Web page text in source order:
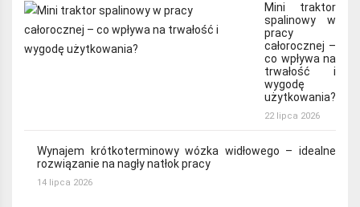
Mini traktor
spalinowy w
pracy
całorocznej –
co wpływa na
trwałość i
wygodę
użytkowania?
22 lipca 2026
Wynajem krótkoterminowy wózka widłowego – idealne
rozwiązanie na nagły natłok pracy
14 lipca 2026